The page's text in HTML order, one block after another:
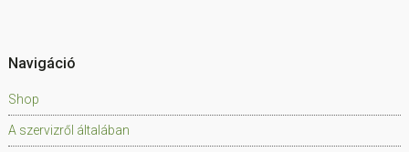
Navigáció
Shop
A szervizről általában